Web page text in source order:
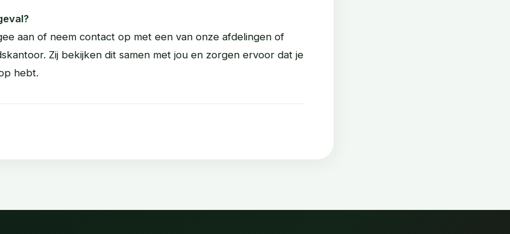
aan of neem contact op met een van onze afdelingen of
Zij bekijken dit samen met jou en zorgen ervoor dat je
hebt.